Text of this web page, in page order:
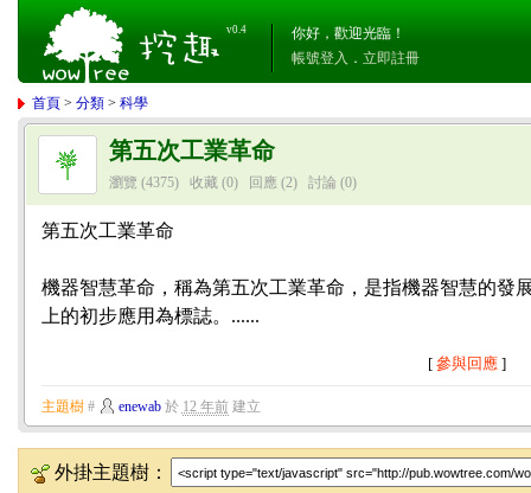
v0.4
你好，歡迎光臨！
帳號登入 ． 立即註冊
首頁 >分類 >科學
第五次工業革命
瀏覽 (4375) 收藏 (0) 回應 (2) 討論 (0)
第五次工業革命
機器智慧革命，稱為第五次工業革命，是指機器智慧的發
上的初步應用為標誌。......
[ 參與回應]
主題樹 # enewab於 12 年前建立
外掛主題樹：